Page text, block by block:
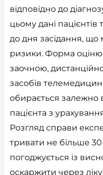
відповідно до
цьому дані пацієнтів
до дня засідання, що
ризики. Форма
заочною,
засобів
обирається залежно
пацієнта з
Розгляд справи
тривати не більше
погоджується із
оскаржити через